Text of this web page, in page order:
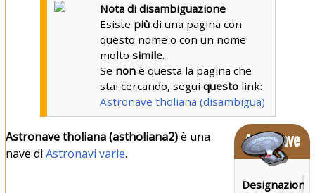
Nota di disambiguazione
Esiste più di una pagina con
questo nome o con un nome
moltosimile.
Se non è questa la pagina che
stai cercando, seguiquesto link:
Astronave tholiana (disambigua)
Astronave
Designazione:
Astronave tholiana (astholiana2)è una
nave di Astronavi varie.